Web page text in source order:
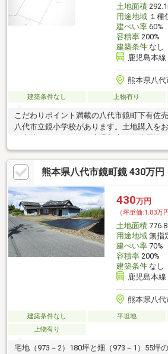
土地面積
用途地域１種
建ぺい率60%
容積率200%
建築条件なし
鹿児島本
熊本県八
建築条件なし 上物有り
こだわりポイント満載の八代市鏡町下有佐
八代市立鏡小学校があります。土地購入を
り、不動産購入にお薦めです
熊本県八代市鏡町鏡 430万円
430万円
（坪単価:1.83万円
土地面積
用途地域無指
建ぺい率70%
容積率200%
建築条件なし
鹿児島本線
熊本県八
建築条件なし 平坦地
上物有り
宅地（973－2）180坪と畑（973－1）55坪